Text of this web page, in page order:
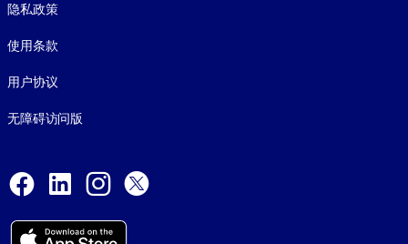
隐私政策
使用条款
用户协议
无障碍访问版
Facebook
LinkedInInstagram